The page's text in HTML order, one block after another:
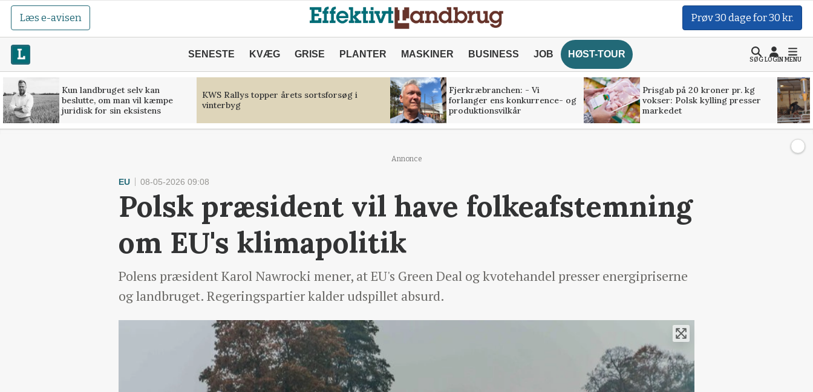
Læs e-avisen Prøv 30 dage for 30 kr.
SENESTE KVÆG GRISE PLANTER MASKINER BUSINESS JOB HØST-TOUR
SØGLOGINMENU
Kun landbruget selv kan
beslutte, om man vil kæmpe
juridisk for sin eksistens
KWS Rallys topper årets sortsforsøg i
vinterbyg
Fjerkræbranchen: - Vi
forlanger ens konkurrence- og
produktionsvilkår
Prisgab på 20 kroner pr. kg
vokser: Polsk kylling presser
markedet
Annonce
EU 08-05-2026 09:08
Polsk præsident vil have folkeafstemning
om EU's klimapolitik
Polens præsident Karol Nawrocki mener, at EU's Green Deal og kvotehandel presser energipriserne
og landbruget. Regeringspartier kalder udspillet absurd.